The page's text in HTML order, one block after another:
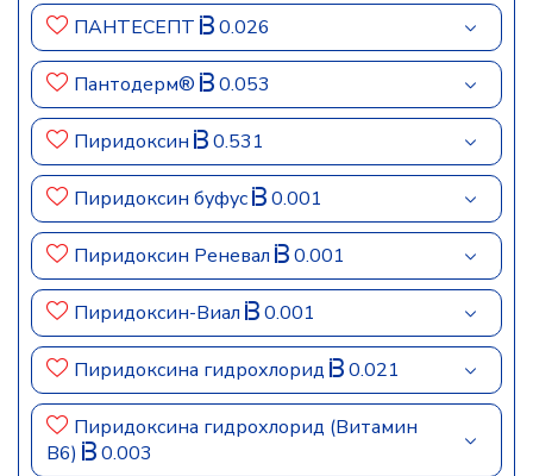
ПАНТЕСЕПТ 0.026
Пантодерм® 0.053
Пиридоксин 0.531
Пиридоксин буфус 0.001
Пиридоксин Реневал 0.001
Пиридоксин-Виал 0.001
Пиридоксина гидрохлорид 0.021
Пиридоксина гидрохлорид (Витамин
В6)
0.003